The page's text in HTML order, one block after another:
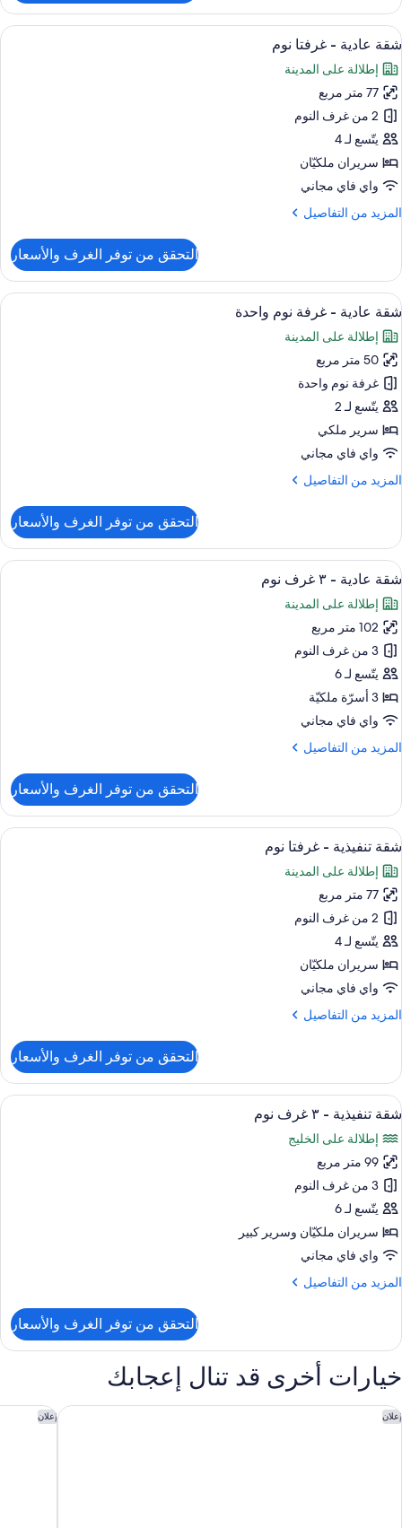
إستديو
استعراض
جميع
صور
شقة
عادية
-
غرفتا
نوم
6
شقة عادية - غرفتا نوم
إطلالة على المدينة
77 متر مربع
2 من غرف النوم
يتّسع لـ 4
سريران ملكيّان
واي فاي مجاني
المزيد من التفاصيل
المزيد
شقة
عادية
-
نوم
التحقق من توفر الغرف والأسعار
استعراض
جميع
صور
شقة
عادية
-
غرفة
نوم
واحدة
7
شقة عادية - غرفة نوم واحدة
إطلالة على المدينة
50 متر مربع
غرفة نوم واحدة
يتّسع لـ 2
سرير ملكي
واي فاي مجاني
المزيد من التفاصيل
المزيد
شقة
عادية
-
نوم
واحدة
التحقق من توفر الغرف والأسعار
استعراض
جميع
صور
شقة
عادية
-
٣
غرف
7
شقة عادية - ٣ غرف نوم
إطلالة على المدينة
102 متر مربع
3 من غرف النوم
يتّسع لـ 6
3 أسرّة ملكيّة
واي فاي مجاني
المزيد من التفاصيل
المزيد
شقة
عادية
-
غرف
نوم
التحقق من توفر الغرف والأسعار
استعراض
جميع
صور
شقة
تنفيذية
-
غرفتا
نوم
أغطية فراش متميزة وخزنة داخل الغرفة
6
شقة تنفيذية - غرفتا نوم
إطلالة على المدينة
77 متر مربع
2 من غرف النوم
يتّسع لـ 4
سريران ملكيّان
واي فاي مجاني
المزيد من التفاصيل
المزيد
شقة
تنفيذية
-
نوم
التحقق من توفر الغرف والأسعار
استعراض
جميع
صور
شقة
تنفيذية
-
٣
غرف
أغطية فراش متميزة وخزنة داخل الغرفة
6
شقة تنفيذية - ٣ غرف نوم
إطلالة على الخليج
99 متر مربع
3 من غرف النوم
يتّسع لـ 6
سريران ملكيّان‫‬ وسرير كبير
واي فاي مجاني
المزيد من التفاصيل
المزيد
شقة
تنفيذية
-
غرف
نوم
التحقق من توفر الغرف والأسعار
خيارات أخرى قد تنال إعجابك
إعلان
أوكس إر سويتس جلونج إعلان
هوليداي